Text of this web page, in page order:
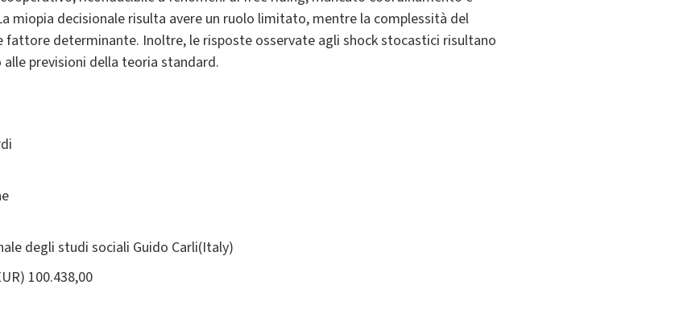
miopia decisionale risulta avere un ruolo limitato, mentre la complessità del
fattore determinante. Inoltre, le risposte osservate agli shock stocastici risultano
previsioni della teoria standard.
degli studi sociali Guido Carli(Italy)
100.438,00